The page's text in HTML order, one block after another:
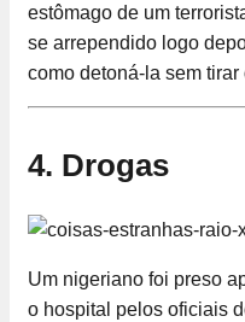
estômago de um
se arrependido logo
como detoná-la sem tirar
4. Drogas
Um nigeriano foi preso
o hospital pelos oficiais